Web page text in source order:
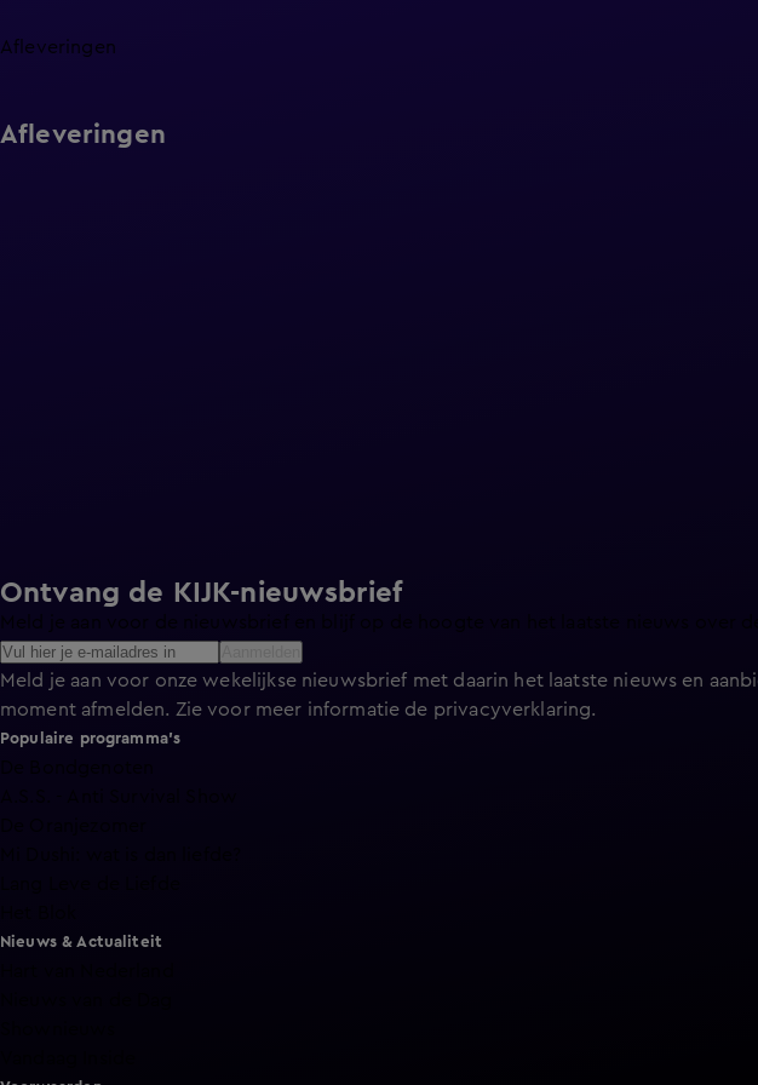
Afleveringen
Afleveringen
Ontvang de KIJK-nieuwsbrief
Meld je aan voor de nieuwsbrief en blijf op de hoogte van het laatste nieuws over de
Meld je aan voor onze wekelijkse nieuwsbrief met daarin het laatste nieuws en
moment afmelden. Zie voor meer informatie de privacyverklaring.
Populaire programma's
Nieuws & Actualiteit